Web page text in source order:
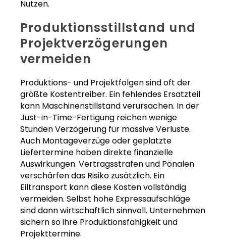
Nutzen.
Produktionsstillstand und
Projektverzögerungen
vermeiden
Produktions- und Projektfolgen sind oft der
größte Kostentreiber. Ein fehlendes Ersatzteil
kann Maschinenstillstand verursachen. In der
Just-in-Time-Fertigung reichen wenige
Stunden Verzögerung für massive Verluste.
Auch Montageverzüge oder geplatzte
Liefertermine haben direkte finanzielle
Auswirkungen. Vertragsstrafen und Pönalen
verschärfen das Risiko zusätzlich. Ein
Eiltransport kann diese Kosten vollständig
vermeiden. Selbst hohe Expressaufschläge
sind dann wirtschaftlich sinnvoll. Unternehmen
sichern so ihre Produktionsfähigkeit und
Projekttermine.